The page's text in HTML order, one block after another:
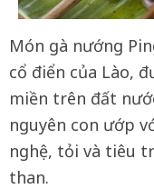
Món gà nướng
cổ điển của Lào,
miền trên đất
nguyên con ướp
nghệ, tỏi và tiêu
than.